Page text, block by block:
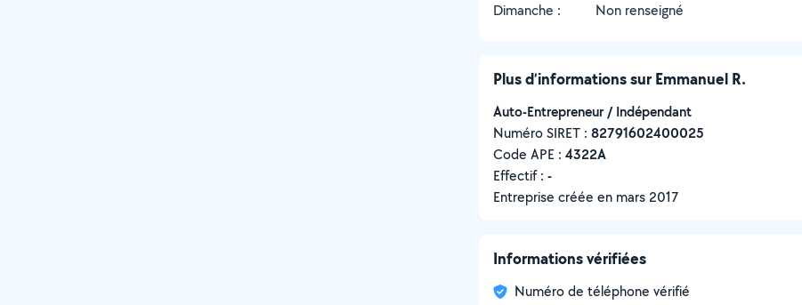
Dimanche :
Non renseigné
Plus d’informations sur Emmanuel R.
Auto-Entrepreneur / Indépendant
Numéro SIRET : ‍82791602400025
Code APE : 4322A
Effectif : -
Entreprise créée en mars 2017
Informations vérifiées
Numéro de téléphone vérifié